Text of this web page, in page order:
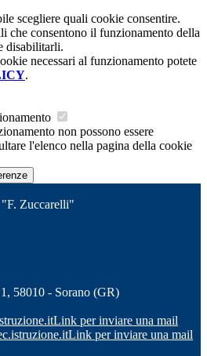
scegliere quali cookie consentire.
che consentono il funzionamento della
disabilitarli.
necessari al funzionamento potete
.
non possono essere
l'elenco nella pagina della cookie
Zuccarelli"
58010 - Sorano (GR)
Link per inviare una mail
Link per inviare una mail